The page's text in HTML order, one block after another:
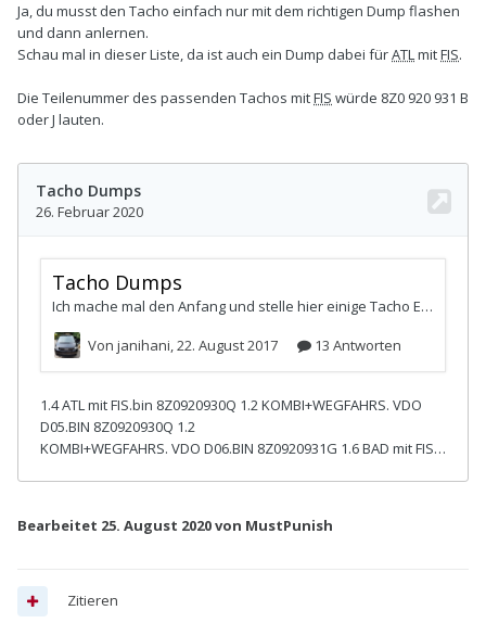
Ja, du musst den Tacho einfach nur mit dem richtigen Dump flashen
und dann anlernen.
Schau mal in dieser Liste, da ist auch ein Dump dabei fürATLmitFIS.
Die Teilenummer des passenden Tachos mitFIS würde 8Z0 920 931 B
oder J lauten.
Bearbeitet 25. August 2020von MustPunish
Zitieren